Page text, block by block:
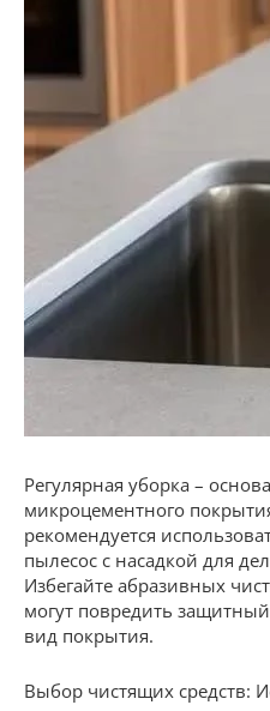
Регулярная уборка –
микроцементного
рекомендуется
пылесос с насадкой для
Избегайте абразивных
могут повредить
вид покрытия.
Выбор чистящих средств: